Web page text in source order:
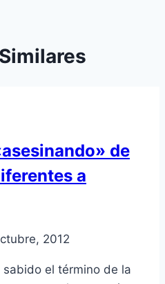
de
a
2012
el término de la